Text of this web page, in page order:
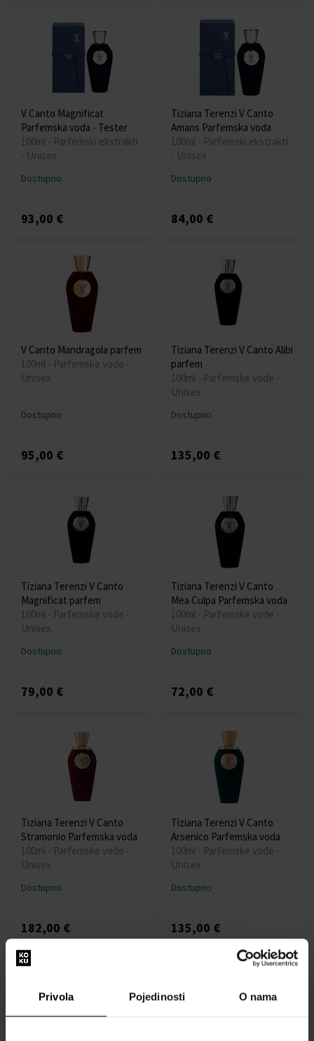
Privola Pojedinosti O nama
V Canto Magnificat
Parfemska voda - Tester
100ml - Parfemski ekstrakti
- Unisex
Dostupno
93,00 €
Tiziana Terenzi V Canto
Amans Parfemska voda
100ml - Parfemski ekstrakti
- Unisex
Dostupno
84,00 €
V Canto Mandragola parfem
100ml - Parfemske vode -
Unisex
Dostupno
95,00 €
Tiziana Terenzi V Canto Alibi
parfem
100ml - Parfemske vode -
Unisex
Dostupno
135,00 €
Tiziana Terenzi V Canto
Magnificat parfem
100ml - Parfemske vode -
Unisex
Dostupno
79,00 €
Tiziana Terenzi V Canto
Mea Culpa Parfemska voda
100ml - Parfemske vode -
Unisex
Dostupno
72,00 €
Tiziana Terenzi V Canto
Stramonio Parfemska voda
100ml - Parfemske vode -
Unisex
Dostupno
182,00 €
Tiziana Terenzi V Canto
Arsenico Parfemska voda
100ml - Parfemske vode -
Unisex
Dostupno
135,00 €